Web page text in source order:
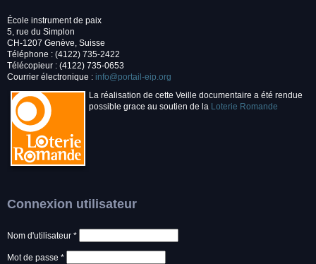
École instrument de paix
5, rue du Simplon
CH-1207 Genève, Suisse
Téléphone : (4122) 735-2422
Télécopieur : (4122) 735-0653
Courrier électronique : info@portail-eip.org
La réalisation de cette Veille documentaire a été rendue
possible grace au soutien de la Loterie Romande
Connexion utilisateur
Nom d'utilisateur *
Mot de passe *